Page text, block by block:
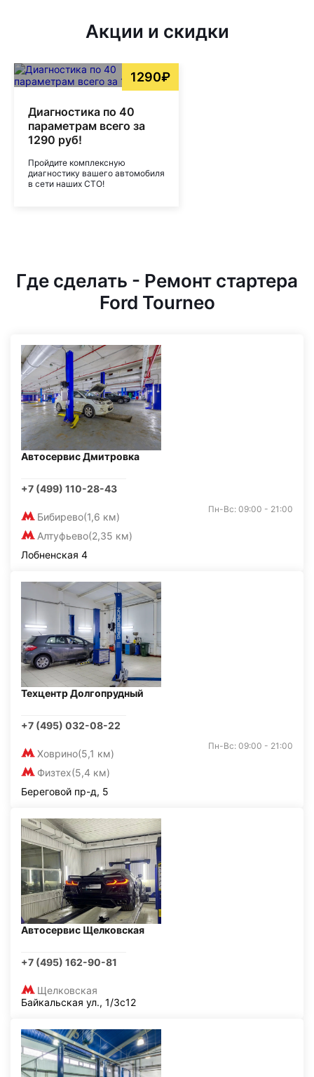
Акции и скидки
1290₽
Диагностика по 40
параметрам всего за
1290 руб!
Пройдите комплексную
диагностику вашего автомобиля
в сети наших СТО!
Где сделать - Ремонт стартера
Ford Tourneo
Автосервис Дмитровка
+7 (499) 110-28-43
Бибирево(1,6 км)
Алтуфьево(2,35 км)
Пн-Вс: 09:00 - 21:00
Лобненская 4
Техцентр Долгопрудный
+7 (495) 032-08-22
Ховрино(5,1 км)
Физтех(5,4 км)
Пн-Вс: 09:00 - 21:00
Береговой пр-д, 5
Автосервис Щелковская
+7 (495) 162-90-81
Щелковская
Байкальская ул., 1/3с12